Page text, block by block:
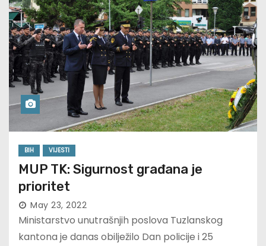
BIH VIJESTI
MUP TK: Sigurnost građana je
prioritet
May 23, 2022
Ministarstvo unutrašnjih poslova Tuzlanskog
kantona je danas obilježilo Dan policije i 25